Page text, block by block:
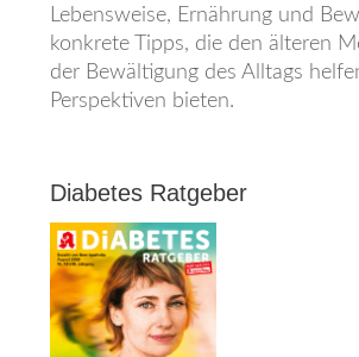
Lebensweise, Ernährung und
konkrete Tipps, die den älteren
der Bewältigung des Alltags
Perspektiven bieten.
Diabetes Ratgeber